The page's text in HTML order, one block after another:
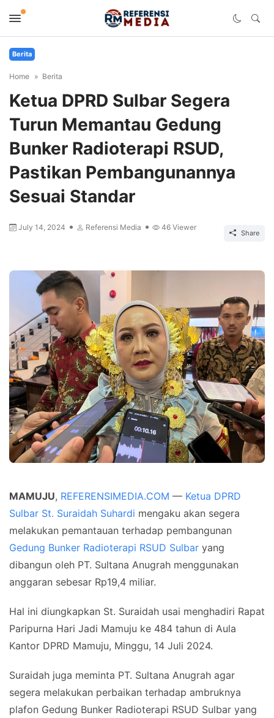
Berita
Home Berita
Ketua DPRD Sulbar Segera
Turun Memantau Gedung
Bunker Radioterapi RSUD,
Pastikan Pembangunannya
Sesuai Standar
July 14, 2024 Referensi Media 46 Viewer
Share
MAMUJU, REFERENSIMEDIA.COM — Ketua DPRD
Sulbar St. Suraidah Suhardi mengaku akan segera
melakukan pemantauan terhadap pembangunan
Gedung Bunker Radioterapi RSUD Sulbar yang
dibangun oleh PT. Sultana Anugrah menggunakan
anggaran sebesar Rp19,4 miliar.
Hal ini diungkapkan St. Suraidah usai menghadiri Rapat
Paripurna Hari Jadi Mamuju ke 484 tahun di Aula
Kantor DPRD Mamuju, Minggu, 14 Juli 2024.
Suraidah juga meminta PT. Sultana Anugrah agar
segera melakukan perbaikan terhadap ambruknya
plafon Gedung Bunker Radioterapi RSUD Sulbar yang